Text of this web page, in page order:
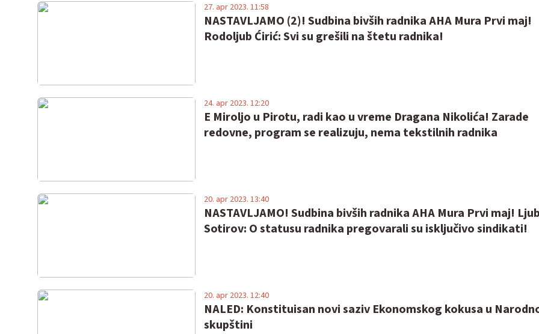
NASTAVLJAMO (2)! Sudbina bivših radnika AHA Mura Prvi maj!
Rodoljub Ćirić: Svi su grešili na štetu radnika!
27. apr 2023. 11:58
E Miroljo u Pirotu, radi kao u vreme Dragana Nikolića! Zarade
redovne, program se realizuju, nema tekstilnih radnika
24. apr 2023. 12:20
NASTAVLJAMO! Sudbina bivših radnika AHA Mura Prvi maj!
Sotirov: O statusu radnika pregovarali su isključivo sindikati!
20. apr 2023. 13:40
NALED: Konstituisan novi saziv Ekonomskog kokusa u
skupštini
20. apr 2023. 12:40